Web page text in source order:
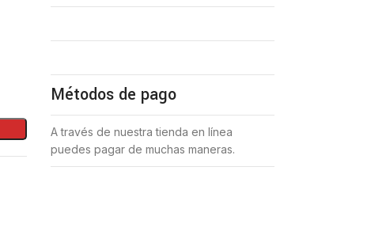
Métodos de pago
A través de nuestra tienda en línea
puedes pagar de muchas maneras.